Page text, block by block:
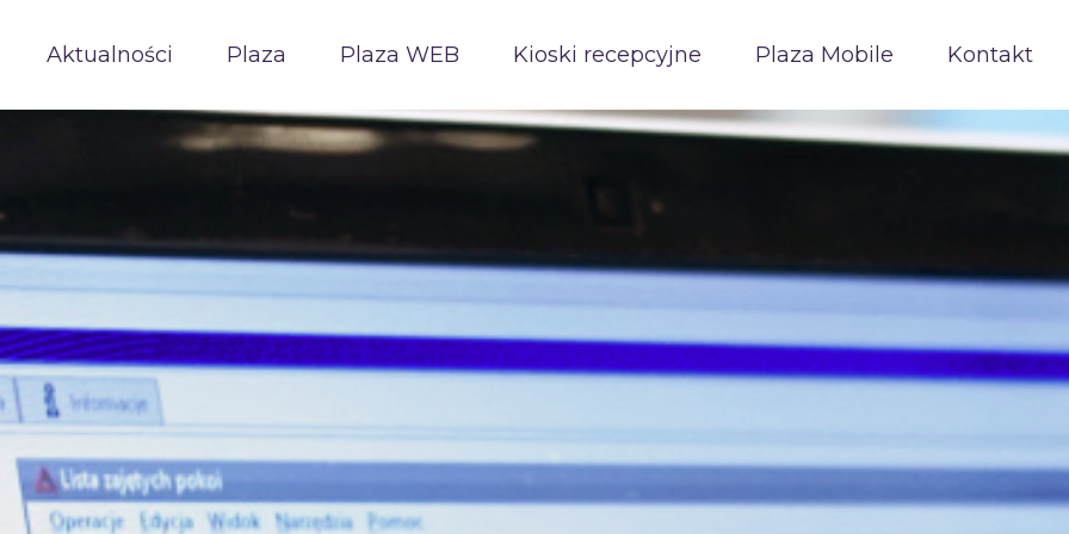
Aktualności Plaza Plaza WEB Kioski recepcyjne Plaza Mobile Kontakt